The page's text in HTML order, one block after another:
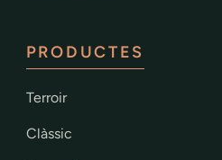
PRODUCTES
Terroir
Clàssic